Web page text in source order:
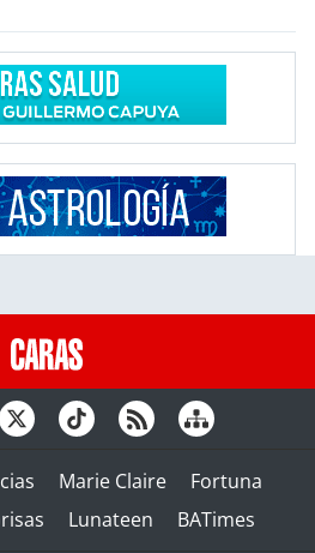
Marie Claire
Fortuna
Lunateen BATimes